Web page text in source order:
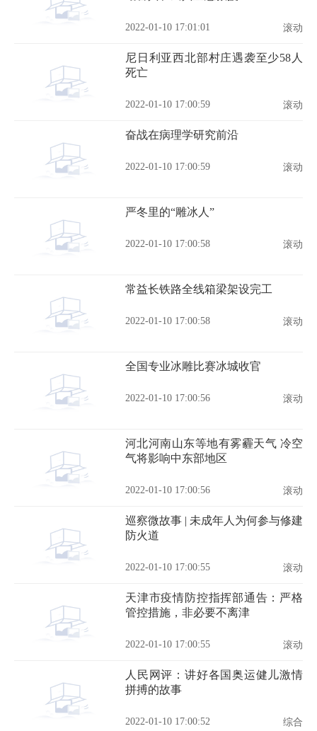
2022-01-10 17:01:01 滚动
尼日利亚西北部村庄遇袭至少58人
死亡
2022-01-10 17:00:59 滚动
奋战在病理学研究前沿
2022-01-10 17:00:59 滚动
严冬里的“雕冰人”
2022-01-10 17:00:58 滚动
常益长铁路全线箱梁架设完工
2022-01-10 17:00:58 滚动
全国专业冰雕比赛冰城收官
2022-01-10 17:00:56 滚动
河北河南山东等地有雾霾天气 冷空
气将影响中东部地区
2022-01-10 17:00:56 滚动
巡察微故事 | 未成年人为何参与修建
防火道
2022-01-10 17:00:55 滚动
天津市疫情防控指挥部通告：严格
管控措施，非必要不离津
2022-01-10 17:00:55 滚动
人民网评：讲好各国奥运健儿激情
拼搏的故事
2022-01-10 17:00:52 综合